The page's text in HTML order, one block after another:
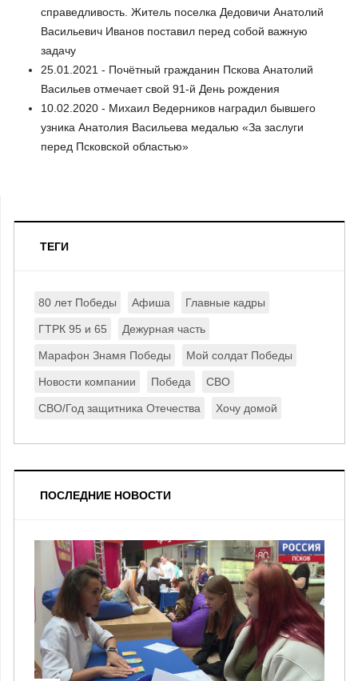
справедливость. Житель поселка Дедовичи Анатолий
Васильевич Иванов поставил перед собой важную
задачу
25.01.2021 - Почётный гражданин Пскова Анатолий
Васильев отмечает свой 91-й День рождения
10.02.2020 - Михаил Ведерников наградил бывшего
узника Анатолия Васильева медалью «За заслуги
перед Псковской областью»
ТЕГИ
80 лет Победы Афиша Главные кадры
ГТРК 95 и 65 Дежурная часть
Марафон Знамя Победы Мой солдат Победы
Новости компании Победа СВО
СВО/Год защитника Отечества Хочу домой
ПОСЛЕДНИЕ НОВОСТИ